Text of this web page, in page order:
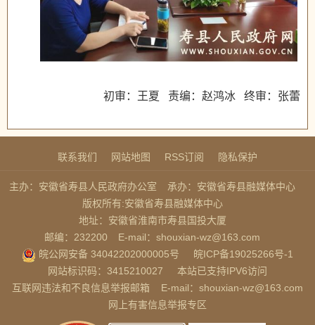
初审：王夏 责编：赵鸿冰 终审：张蕾
联系我们 网站地图 RSS订阅 隐私保护
主办：安徽省寿县人民政府办公室
承办：安徽省寿县融媒体中心
版权所有:安徽省寿县融媒体中心
地址：安徽省淮南市寿县国投大厦
邮编：232200
E-mail：shouxian-wz@163.com
皖公网安备 34042202000005号
皖ICP备19025266号-1
网站标识码：3415210027
本站已支持IPV6访问
互联网违法和不良信息举报邮箱
E-mail：shouxian-wz@163.com
网上有害信息举报专区